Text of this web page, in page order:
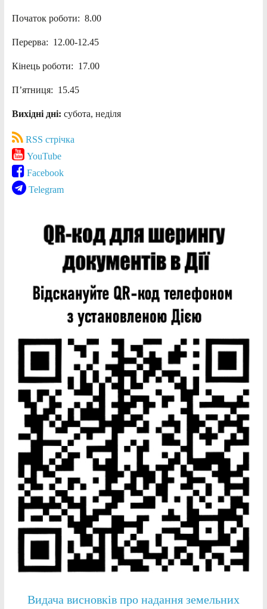
Початок роботи: 8.00
Перерва: 12.00-12.45
Кінець роботи: 17.00
П’ятниця: 15.45
Вихідні дні: субота, неділя
RSS стрічка
YouTube
Facebook
Telegram
Видача висновків про надання земельних